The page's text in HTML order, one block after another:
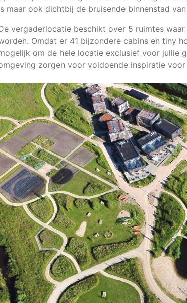
maar ook dichtbij de bruisende binnenstad
vergaderlocatie beschikt over 5 ruimtes
Omdat er 41 bijzondere cabins en tiny
om de hele locatie exclusief voor jullie
zorgen voor voldoende inspiratie